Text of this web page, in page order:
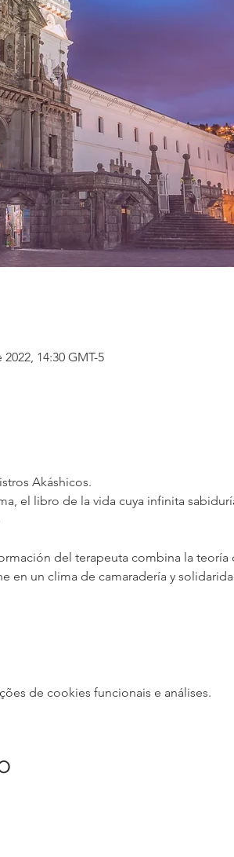
14:30 GMT-5
Akáshicos.
el libro de la vida cuya infinita
del terapeuta combina la teoría
en un clima de camaradería y
de cookies funcionais e análises.